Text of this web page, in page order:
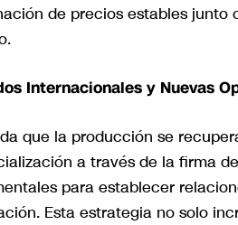
de precios estables
Internacionales y Nuevas
que la producción se
a través de la firma
para establecer
Esta estrategia no solo